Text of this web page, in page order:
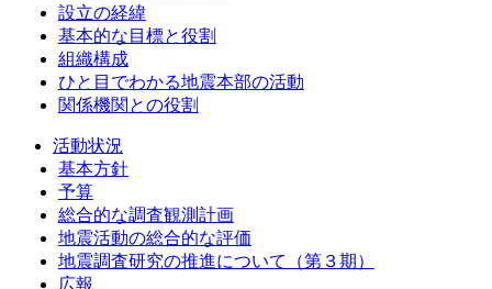
設立の経緯
基本的な目標と役割
組織構成
ひと目でわかる地震本部の活動
関係機関との役割
活動状況
基本方針
予算
総合的な調査観測計画
地震活動の総合的な評価
地震調査研究の推進について（第３期）
広報